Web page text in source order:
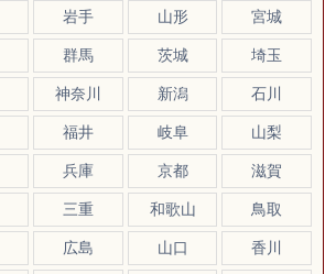
岩手 山形 宮城
群馬 茨城 埼玉
神奈川 新潟 石川
福井 岐阜 山梨
兵庫 京都 滋賀
三重 和歌山 鳥取
広島 山口 香川